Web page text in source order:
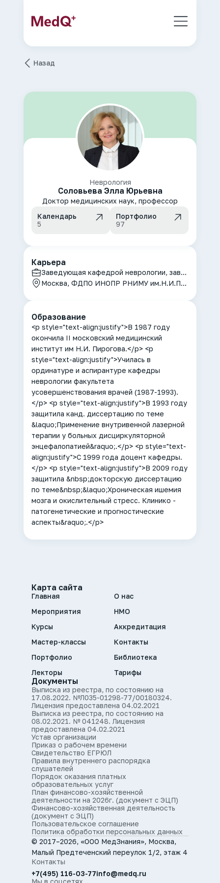
Назад
Неврология
Соловьева Элла Юрьевна
Доктор медицинских наук, профессор
Календарь
5
Портфолио
97
Карьера
Заведующая кафедрой неврологии, заведующая лабораторией биомедицинских исследований в неврологии, заведующая лабораторией биомедицинских исследований в неврологии РНИМУ им. Н.И.Пирогова, врач-невролог высшей категории
Москва, ФДПО ИНОПР РНИМУ им.Н.И.Пирогова
Образование
<p style="text-align:justify">В 1987 году
окончила II московский медицинский
институт им Н.И. Пирогова.</p> <p
style="text-align:justify">Училась в
ординатуре и аспирантуре кафедры
неврологии факультета
усовершенствования врачей (1987-1993).
</p> <p style="text-align:justify">В 1993 году
защитила канд. диссертацию по теме
&laquo;Применение внутривенной лазерной
терапии у больных дисциркуляторной
энцефалопатией&raquo;.</p> <p style="text-
align:justify">С 1999 года доцент кафедры.
</p> <p style="text-align:justify">В 2009 году
защитила &nbsp;докторскую диссертацию
по теме&nbsp;&laquo;Хроническая ишемия
мозга и окислительный стресс. Клинико -
патогенетические и прогностические
аспекты&raquo;.</p>
Карта сайта
Главная
Мероприятия
Курсы
Мастер-классы
Портфолио
Лекторы
О нас
НМО
Аккредитация
Контакты
Библиотека
Тарифы
Документы
Выписка из реестра, по состоянию на
17.08.2022. №Л035-01298-77/00180324.
Лицензия предоставлена 04.02.2021
Выписка из реестра, по состоянию на
08.02.2021. № 041248. Лицензия
предоставлена 04.02.2021
Устав организации
Приказ о рабочем времени
Свидетельство ЕГРЮЛ
Правила внутреннего распорядка
слушателей
Порядок оказания платных
образовательных услуг
План финансово-хозяйственной
деятельности на 2026г. (документ с ЭЦП)
Финансово-хозяйственная деятельность
(документ с ЭЦП)
Пользовательское соглашение
Политика обработки персональных данных
© 2017–2026, «ООО МедЗнания», Москва,
Малый Предтеченский переулок 1/2, этаж 4
Контакты
+7(495) 116-03-77info@medq.ru
Мы в соцсетях